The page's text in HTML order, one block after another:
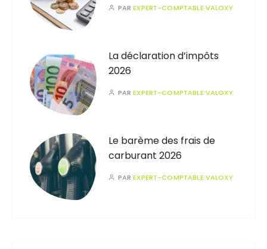
PAREXPERT-COMPTABLE VALOXY
La déclaration d’impôts
2026
PAREXPERT-COMPTABLE VALOXY
Le barème des frais de
carburant 2026
PAREXPERT-COMPTABLE VALOXY